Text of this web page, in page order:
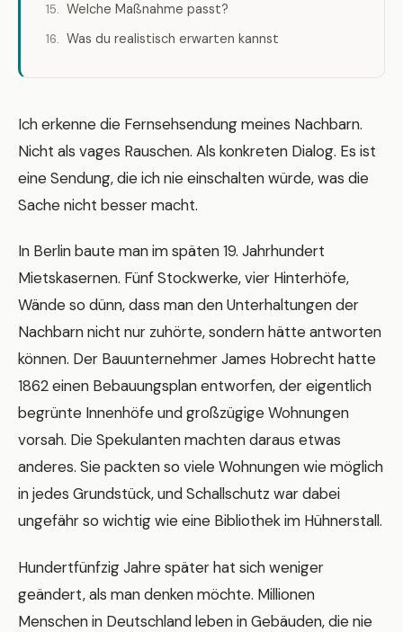
Welche Maßnahme passt?
Was du realistisch erwarten kannst
Ich erkenne die Fernsehsendung meines Nachbarn.
Nicht als vages Rauschen. Als konkreten Dialog. Es ist
eine Sendung, die ich nie einschalten würde, was die
Sache nicht besser macht.
In Berlin baute man im späten 19. Jahrhundert
Mietskasernen. Fünf Stockwerke, vier Hinterhöfe,
Wände so dünn, dass man den Unterhaltungen der
Nachbarn nicht nur zuhörte, sondern hätte antworten
können. Der Bauunternehmer James Hobrecht hatte
1862 einen Bebauungsplan entworfen, der eigentlich
begrünte Innenhöfe und großzügige Wohnungen
vorsah. Die Spekulanten machten daraus etwas
anderes. Sie packten so viele Wohnungen wie möglich
in jedes Grundstück, und Schallschutz war dabei
ungefähr so wichtig wie eine Bibliothek im Hühnerstall.
Hundertfünfzig Jahre später hat sich weniger
geändert, als man denken möchte. Millionen
Menschen in Deutschland leben in Gebäuden, die nie